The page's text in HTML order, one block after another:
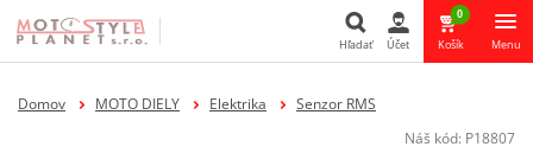
Hľadať Účet
0
Košík Menu
Domov MOTO DIELY Elektrika
Senzor RMS
Náš kód: P18807